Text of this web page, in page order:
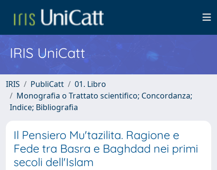
IRIS UniCatt
IRIS PubliCatt
01. Libro
Monografia o Trattato scientifico; Concordanza;
Indice; Bibliografia
Il Pensiero Mu'tazilita. Ragione e
Fede tra Basra e Baghdad nei primi
secoli dell'Islam